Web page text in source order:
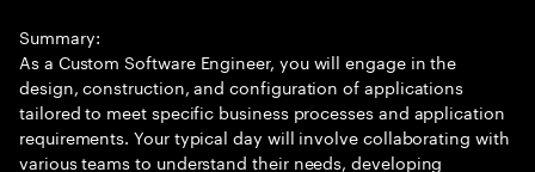
Summary:
As a Custom Software Engineer, you will engage in the
design, construction, and configuration of applications
tailored to meet specific business processes and application
requirements. Your typical day will involve collaborating with
various teams to understand their needs, developing